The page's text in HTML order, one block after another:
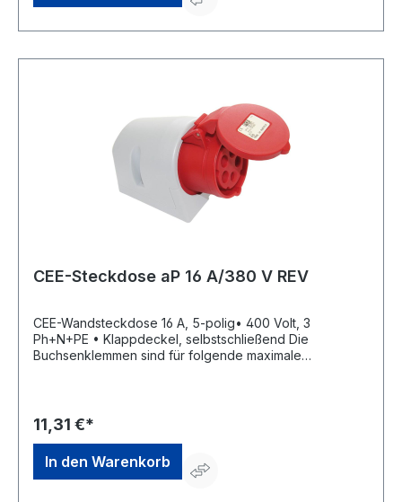
CEE-Steckdose aP 16 A/380 V REV
CEE-Wandsteckdose 16 A, 5-polig• 400 Volt, 3
Ph+N+PE • Klappdeckel, selbstschließend Die
Buchsenklemmen sind für folgende maximale
Frankenstr.1-4, 63776 Mömbris, DE, +4960297070,
info@rev.de
11,31 €*
In den Warenkorb